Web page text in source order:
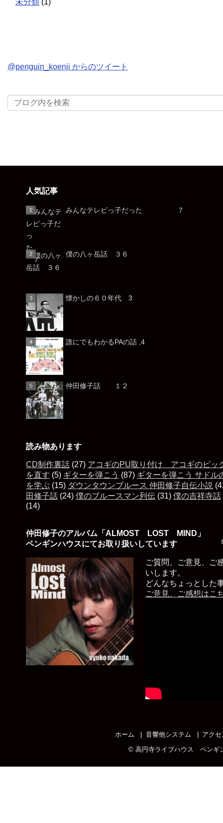
未分類 (1)
@penguin_koenji からのツイート
人気記事
みんなテレビっ子だった ７
僕の八ヶ岳話 ３６
懐かしの６０年代 3
誰にでもわかるPAの話 ,4
仲田修子話 １２
読み物あります
CD制作裏話 (27) アコギのPU取り付け アコギのピッ
を直す (5) ギターを弾こう (87) ギターを弾こう サドル
を学ぶ (15) ダウンタウンブルース 仲田修子自伝小説
田修子話 (24) 僕のブルースマン列伝 (31) 僕の吉祥寺話
(14)
仲田修子のアルバム「ALMOST LOST MIND」
ペンギンハウスにてお取り扱いしています 「
ご質問、ご意見、ご
いします。
どんなちょっとした
ご意見、ご感想はこ
ホーム 音響他システム
アクセ
© 高円寺ライブハウス ペンギ